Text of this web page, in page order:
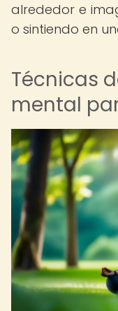
alrededor e
o sintiendo en
Técnicas
mental